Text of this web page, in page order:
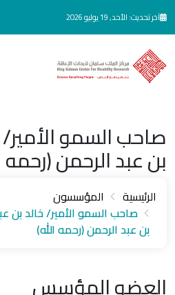
تجاوز إلى المحتوى الرئيسي
آخر تحديث: الأحد, 19 يوليو 2026
صاحب السمو الأمير/
بن عبد الرحمن (رحمه
الرئيسية
المؤسسون
صاحب السمو الأمير/ خالد بن
بن عبد الرحمن (رحمه الله)
العضو المؤسس